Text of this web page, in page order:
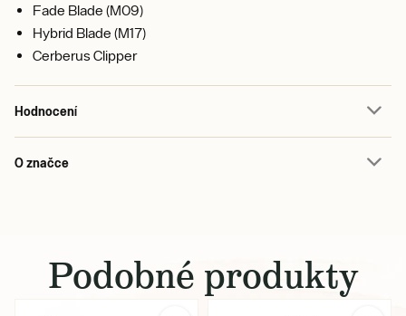
Fade Blade (M09)
Hybrid Blade (M17)
Cerberus Clipper
Hodnocení
O značce
Podobné produkty